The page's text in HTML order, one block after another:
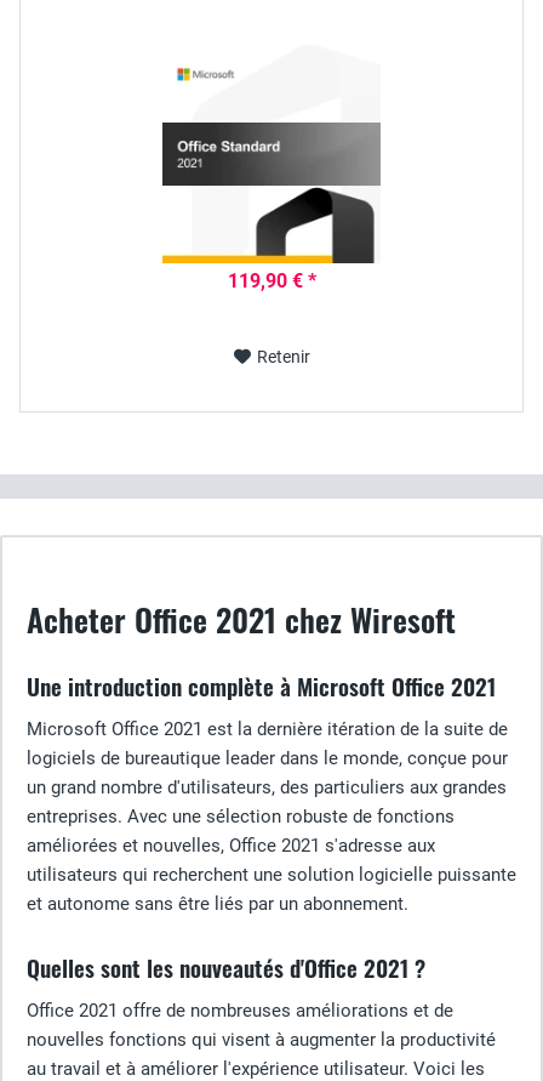
119,90 € *
Retenir
Acheter Office 2021 chez Wiresoft
Une introduction complète à Microsoft Office 2021
Microsoft Office 2021 est la dernière itération de la suite de
logiciels de bureautique leader dans le monde, conçue pour
un grand nombre d'utilisateurs, des particuliers aux grandes
entreprises. Avec une sélection robuste de fonctions
améliorées et nouvelles, Office 2021 s'adresse aux
utilisateurs qui recherchent une solution logicielle puissante
et autonome sans être liés par un abonnement.
Quelles sont les nouveautés d'Office 2021 ?
Office 2021 offre de nombreuses améliorations et de
nouvelles fonctions qui visent à augmenter la productivité
au travail et à améliorer l'expérience utilisateur. Voici les